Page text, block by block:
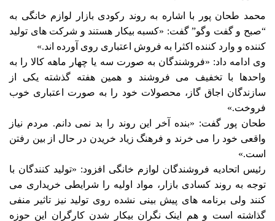
محمد طحان پور با اشاره به روند رکودی بازار لوازم خانگی به
“صبح و گفت وگو” گفت: «کسبه بیکار هستند و شرکت های تولید
کننده و وارد کننده اکثرا به فروش اعتباری روی آورده اند.»
وی ادامه داد: «فروشندگان به صورت سه یا چهار ماهه کالا را به
واحدها با تخفیف می فروشند و همین هفته گذشته یکی از
سازندگان اجاق گاز، محصولات خود را به صورت اعتباری خوب
فروخت.»
طحان پور گفت: «بنده آخر این روند را بد نمی دانم. مردم نیاز
واقعی خود را می خرند و فرهنگ زیاد خریدن در حال از بین رفتن
است.»
رئیس اتحادیه فروشندگان لوازم خانگی افزود: «تولید کنندگان با
توجه به روند کسادی بازار، مواد اولیه را شرایطی خریداری می
کنند ولی برنامه های پیش بینی نشده روی تولید نیز تاثیر منفی
گذاشته است و هم اینک نگران بیکار شدن کارگران این حوزه